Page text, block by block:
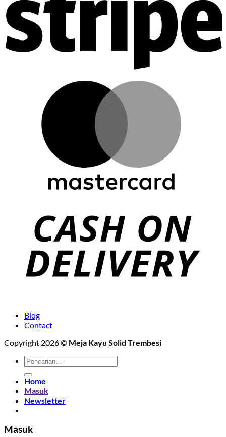
Blog
Contact
Copyright 2026 © Meja Kayu Solid Trembesi
Pencarian
untuk:
Home
Masuk
Newsletter
Masuk